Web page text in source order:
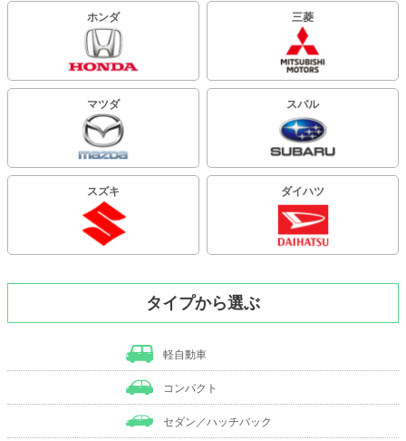
ホンダ 三菱
マツダ スバル
スズキ ダイハツ
タイプから選ぶ
軽自動車
コンパクト
セダン／ハッチバック